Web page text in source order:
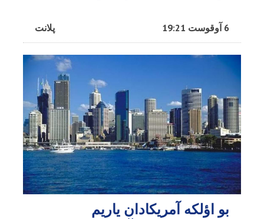
پلانت 6 آوقوست 19:21
بو اؤلکه آمریکادان یاریم